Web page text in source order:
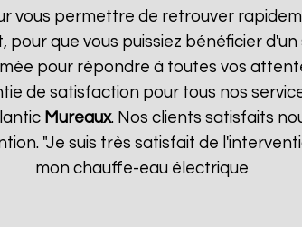
vous permettre de retrouver
que vous puissiez bénéficier d'un
pour répondre à toutes vos
de satisfaction pour tous nos
Mureaux. Nos clients satisfaits
"Je suis très satisfait de
mon chauffe-eau électrique